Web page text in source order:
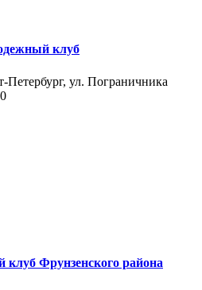
клуб
Петербург, ул. Пограничника
Фрунзенского района